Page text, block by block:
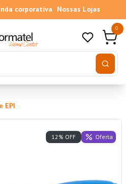
corporativa Nossas Lojas
0
EPI
12% OFF Oferta